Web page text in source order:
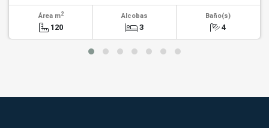
Área m2
120
Alcobas
3
Baño(s)
4